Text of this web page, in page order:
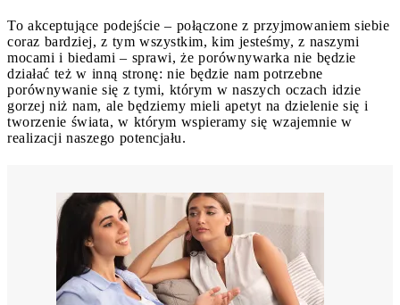
To akceptujące podejście – połączone z przyjmowaniem siebie
coraz bardziej, z tym wszystkim, kim jesteśmy, z naszymi
mocami i biedami – sprawi, że porównywarka nie będzie
działać też w inną stronę: nie będzie nam potrzebne
porównywanie się z tymi, którym w naszych oczach idzie
gorzej niż nam, ale będziemy mieli apetyt na dzielenie się i
tworzenie świata, w którym wspieramy się wzajemnie w
realizacji naszego potencjału.